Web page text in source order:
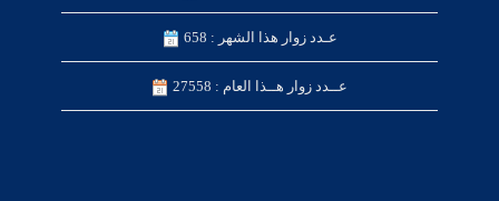
عـدد زوار هذا الشهر : 658
عــدد زوار هــذا العام : 27558